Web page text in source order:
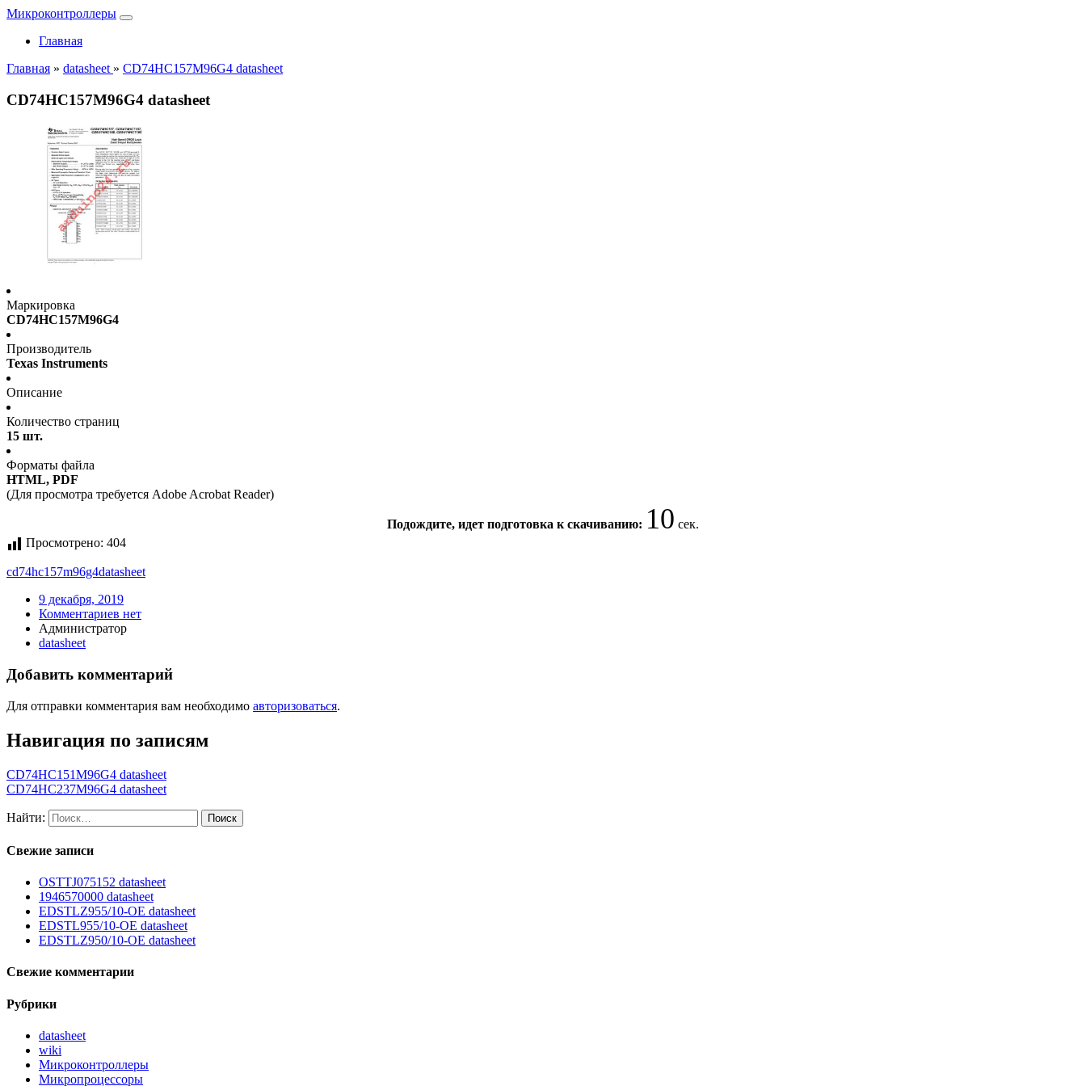
Микроконтроллеры
Главная
Главная » datasheet » CD74HC157M96G4 datasheet
CD74HC157M96G4 datasheet
Маркировка
CD74HC157M96G4
Производитель
Texas Instruments
Описание
Количество страниц
15 шт.
Форматы файла
HTML, PDF
(Для просмотра требуется Adobe Acrobat Reader)
Подождите, идет подготовка к скачиванию: 10 сек.
Просмотрено: 404
cd74hc157m96g4datasheet
9 декабря, 2019
Комментариев нет
Администратор
datasheet
Добавить комментарий
Для отправки комментария вам необходимо авторизоваться.
Навигация по записям
CD74HC151M96G4 datasheet
CD74HC237M96G4 datasheet
Найти:
Свежие записи
OSTTJ075152 datasheet
1946570000 datasheet
EDSTLZ955/10-OE datasheet
EDSTL955/10-OE datasheet
EDSTLZ950/10-OE datasheet
Свежие комментарии
Рубрики
datasheet
wiki
Микроконтроллеры
Микропроцессоры